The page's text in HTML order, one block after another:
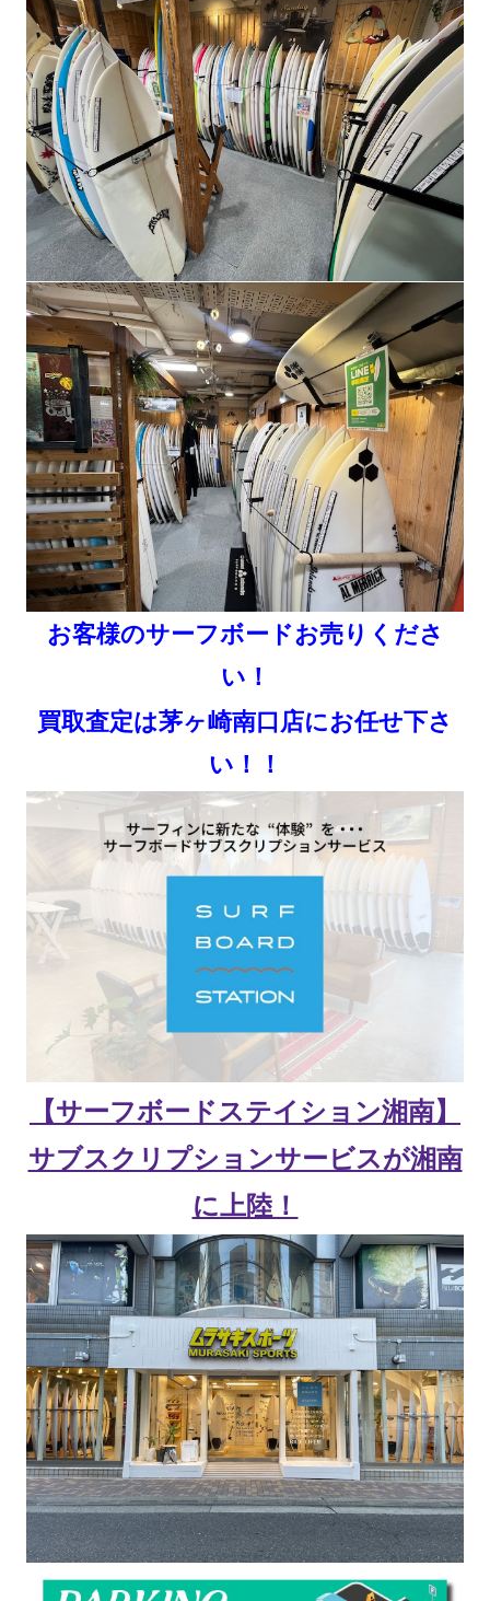
お客様のサーフボードお売りくださ
い！
買取査定は茅ヶ崎南口店にお任せ下さ
い！！
【サーフボードステイション湘南】
サブスクリプションサービスが湘南
に上陸！